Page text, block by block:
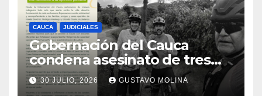
CAUCA JUDICIALES
Gobernación del Cauca
condena asesinato de tres
ciudadanos y exige medidas
urgentes al Gobierno
30 JULIO, 2026 GUSTAVO MOLINA